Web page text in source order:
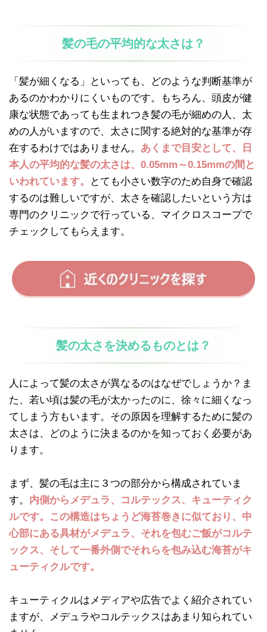
髪の毛の平均的な太さは？
「髪が細くなる」といっても、どのような判断基準が
あるのかわかりにくいものです。もちろん、頭皮が健
康な状態であっても生まれつき髪の毛が細めの人、太
めの人がいますので、太さに関する絶対的な基準が存
在するわけではありません。 あくまで目安として、日
本人の平均的な髪の太さは、0.05mm～0.15mmの間と
いわれています。
とても小さい数字のため自身で確認
するのは難しいですが、太さを確認したいという方は
専門のクリニックで行っている、マイクロスコープで
チェックしてもらえます。
髪の太さを決めるものとは？
人によって髪の太さが異なるのはなぜでしょうか？ま
た、若い頃は髪の毛が太かったのに、徐々に細くなっ
てしまう方もいます。その原因を理解するために髪の
太さは、どのように決まるのかを知っておく必要があ
ります。
まず、髪の毛は主に３つの部分から構成されていま
す。 内側からメデュラ、コルテックス、キューティク
ルです。この構造はちょうど海苔巻きに似ており、中
心部にある具材がメデュラ、それを包むご飯がコルテ
ックス、そして一番外側でそれらを包み込む海苔がキ
ューティクルです。
キューティクルはメディアや広告でよく紹介されてい
ますが、メデュラやコルテックスはあまり知られてい